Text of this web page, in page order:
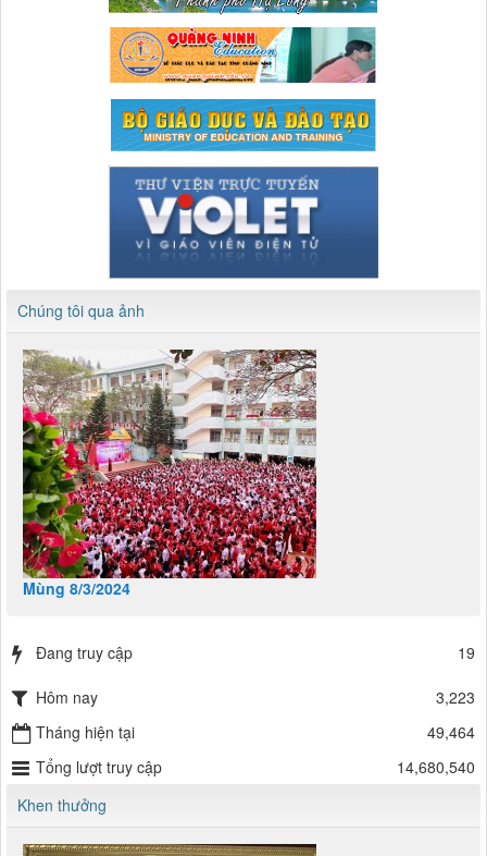
Chúng tôi qua ảnh
Mùng 8/3/2024
Đang truy cập 19
Hôm nay
3,223
Tháng hiện tại
49,464
Tổng lượt truy cập
14,680,540
Khen thưởng